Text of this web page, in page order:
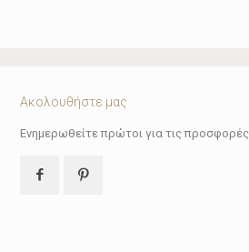
Ακολουθήστε μας
Ενημερωθείτε πρώτοι για τις προσφορές